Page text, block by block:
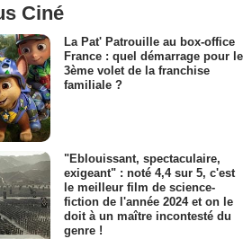
Ciné
La Pat' Patrouille au box-office
France : quel démarrage pour le
3ème volet de la franchise
familiale ?
"Eblouissant, spectaculaire,
exigeant" : noté 4,4 sur 5, c'est
le meilleur film de science-
fiction de l'année 2024 et on le
doit à un maître incontesté du
genre !